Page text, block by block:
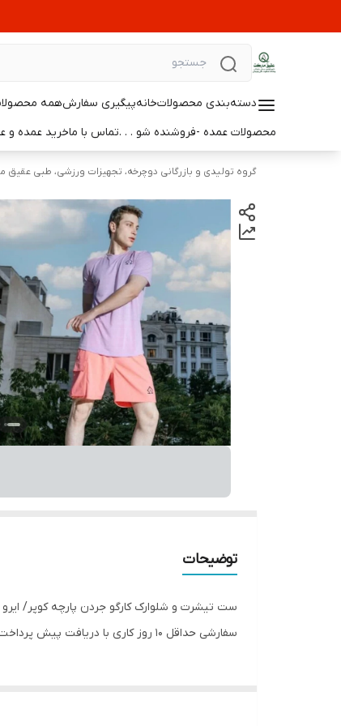
دسته‌بندی محصولاتخانهپیگیری سفارشهمه
محصولات عمده -فروشنده شو . . .تماس با ماخرید عمده و
گروه تولیدی و بازرگانی دوچرخه، تجهیزات ورزشی، طبی عقیق
توضیحات
سفارشی حداقل 10 روز کاری با دریافت پیش پرداخت ضمانت فروش گارانتی مرجوعی (مشتریان گرامی برای خرید دقیق ست پیام دهید)